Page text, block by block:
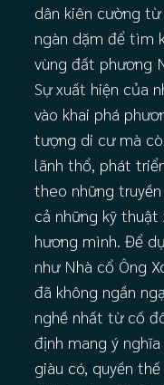
dân kiên cường
ngàn dặm để tìm
vùng đất phương
Sự xuất hiện của
vào khai phá
tượng di cư mà
lãnh thổ, phát
theo những
cả những kỹ
hương mình. Để
như Nhà cổ Ông
đã không ngần
nghề nhất từ cố
định mang ý
giàu có, quyền